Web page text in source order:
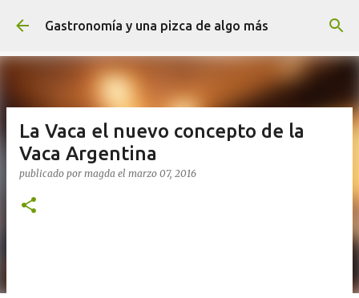
Ir al contenido principal
Gastronomía y una pizca de algo más
La Vaca el nuevo concepto de la
Vaca Argentina
publicado por magda el marzo 07, 2016